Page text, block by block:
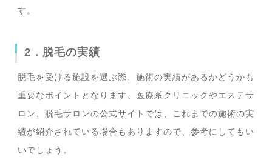
す。
2．脱毛の実績
脱毛を受ける施設を選ぶ際、施術の実績があるかどうかも
重要なポイントとなります。医療系クリニックやエステサ
ロン、脱毛サロンの公式サイトでは、これまでの施術の実
績が紹介されている場合もありますので、参考にしてもい
いでしょう。